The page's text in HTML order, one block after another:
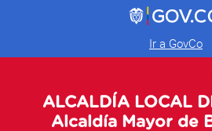
Ir a GovCo
ALCALDÍA LOCAL
Alcaldía Mayor de